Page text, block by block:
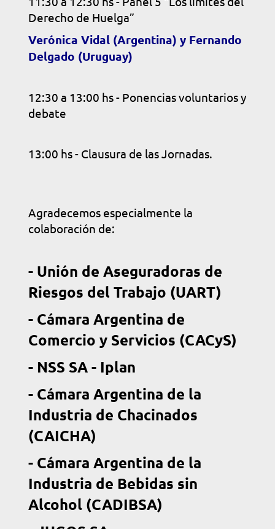
Derecho de Huelga”
Verónica Vidal (Argentina) y Fernando
Delgado (Uruguay)
12:30 a 13:00 hs - Ponencias voluntarios y
debate
13:00 hs - Clausura de las Jornadas.
Agradecemos especialmente la
colaboración de:
- Unión de Aseguradoras de
Riesgos del Trabajo (UART)
- Cámara Argentina de
Comercio y Servicios (CACyS)
- NSS SA - Iplan
- Cámara Argentina de la
Industria de Chacinados
(CAICHA)
- Cámara Argentina de la
Industria de Bebidas sin
Alcohol (CADIBSA)